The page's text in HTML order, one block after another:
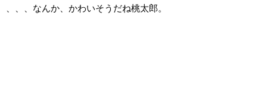
、、、なんか、かわいそうだね桃太郎。